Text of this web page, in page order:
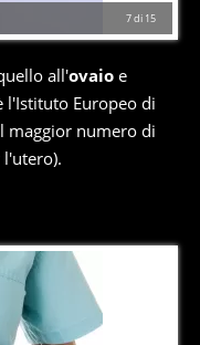
7di 15
all'ovaio e
l'Istituto Europeo di
maggior numero di